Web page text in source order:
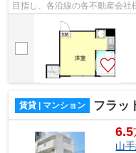
目指し、各沿線の各不動産会
賃貸 | マンション フラッ
6.5
山